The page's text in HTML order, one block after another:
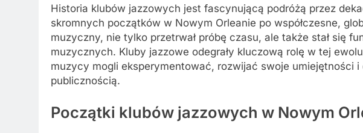
Historia klubów jazzowych jest fascynującą podróżą przez
skromnych początków w Nowym Orleanie po współczesne,
muzyczny, nie tylko przetrwał próbę czasu, ale także stał się
muzycznych. Kluby jazzowe odegrały kluczową rolę w tej
muzycy mogli eksperymentować, rozwijać swoje umiejętności
publicznością.
Początki klubów jazzowych w Nowym